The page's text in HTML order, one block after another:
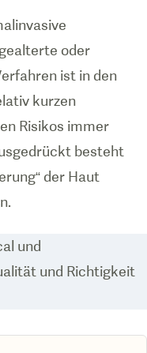
oder
ist in den
kurzen
Risikos immer
besteht
der Haut
und
und Richtigkeit